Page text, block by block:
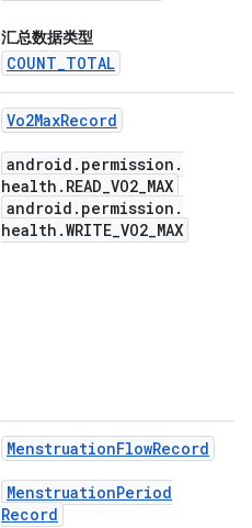
汇总数据类型
COUNT_TOTAL
Vo2MaxRecord
android . permission .
health . READ_VO2_MAX
android . permission .
health .WRITE_VO2_MAX
MenstruationFlowRecord
MenstruationPeriod
Record